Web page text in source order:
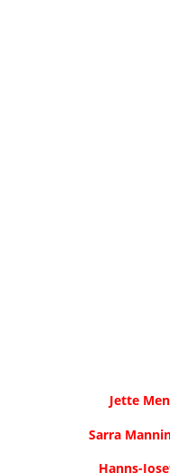
Jette
Sarra
Hanns-